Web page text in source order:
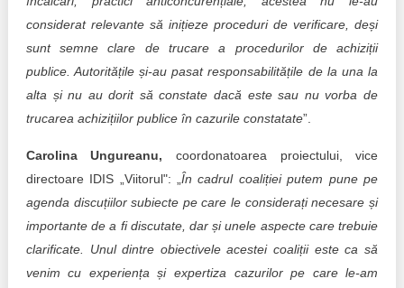
considerat relevante să inițieze proceduri de verificare, deși
sunt semne clare de trucare a procedurilor de achiziții
publice. Autoritățile și-au pasat responsabilitățile de la una la
alta și nu au dorit să constate dacă este sau nu vorba de
trucarea achizițiilor publice în cazurile constatate”.
Carolina Ungureanu, coordonatoarea proiectului, vice
directoare IDIS „Viitorul": „În cadrul coaliției putem pune pe
agenda discuțiilor subiecte pe care le considerați necesare și
importante de a fi discutate, dar și unele aspecte care trebuie
clarificate. Unul dintre obiectivele acestei coaliții este ca să
venim cu experiența și expertiza cazurilor pe care le-am